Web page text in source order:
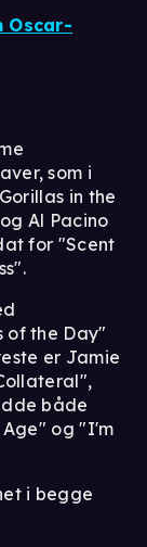
Oscar-
som i
in the
Al Pacino
for "Scent
of the Day"
er Jamie
både
Age" og "I'm
i begge